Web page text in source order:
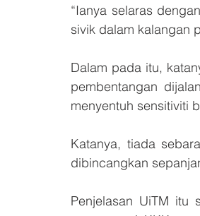
“Ianya selaras
sivik dalam kalangan
Dalam pada itu,
pembentangan
menyentuh sensitiviti
Katanya, tiada
dibincangkan
Penjelasan UiTM itu